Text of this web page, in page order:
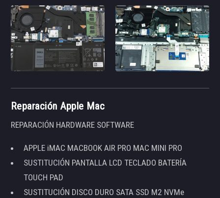
Reparación Apple Mac
REPARACIÓN HARDWARE SOFTWARE
APPLE iMAC MACBOOK AIR PRO MAC MINI PRO
SUSTITUCIÓN PANTALLA LCD TECLADO BATERÍA
TOUCH PAD
SUSTITUCIÓN DISCO DURO SATA SSD M2 NVMe